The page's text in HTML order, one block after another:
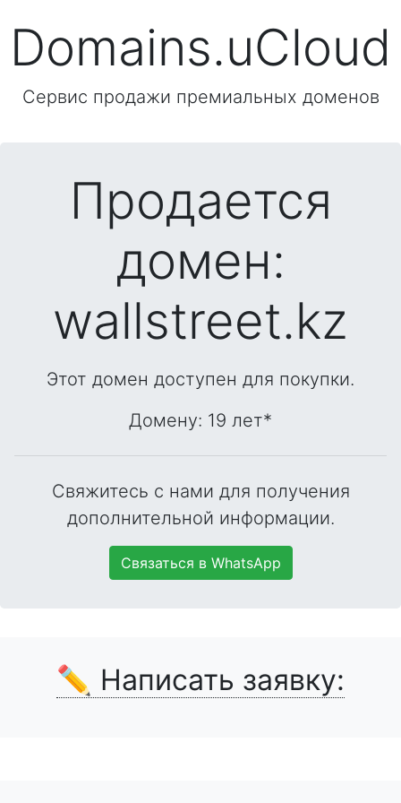
Domains.uCloud
Сервис продажи премиальных доменов
Продается
домен:
wallstreet.kz
Этот домен доступен для покупки.
Домену: 19 лет*
Свяжитесь с нами для получения
дополнительной информации.
Связаться в WhatsApp
✏️ Написать заявку: